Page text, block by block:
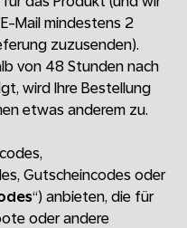
Mail mindestens 2
zuzusenden).
von 48 Stunden nach
wird Ihre Bestellung
etwas anderem zu.
Gutscheincodes oder
“) anbieten, die für
oder andere